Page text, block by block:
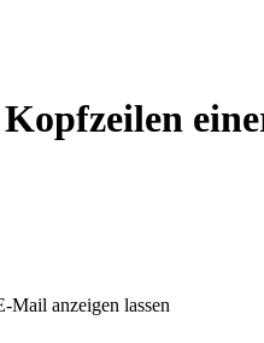
anzeigen lassen